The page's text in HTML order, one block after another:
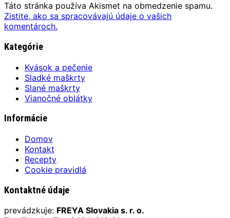
Táto stránka používa Akismet na obmedzenie spamu.
Zistite, ako sa spracovávajú údaje o vašich
komentároch.
Kategórie
Kvások a pečenie
Sladké maškrty
Slané maškrty
Vianočné oblátky
Informácie
Domov
Kontakt
Recepty
Cookie pravidlá
Kontaktné údaje
prevádzkuje: FREYA Slovakia s. r. o.